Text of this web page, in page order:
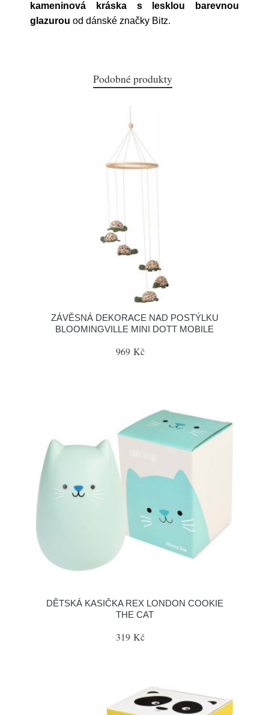
kameninová kráska s lesklou barevnou
glazurou od dánské značky Bitz.
Podobné produkty
ZÁVĚSNÁ DEKORACE NAD POSTÝLKU
BLOOMINGVILLE MINI DOTT MOBILE
969 Kč
DĚTSKÁ KASIČKA REX LONDON COOKIE
THE CAT
319 Kč